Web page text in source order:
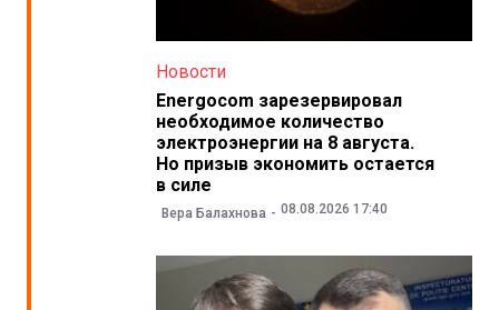
Новости
Energocom зарезервировал
необходимое количество
электроэнергии на 8 августа.
Но призыв экономить остается
в силе
Вера Балахнова 08.08.2026 17:40